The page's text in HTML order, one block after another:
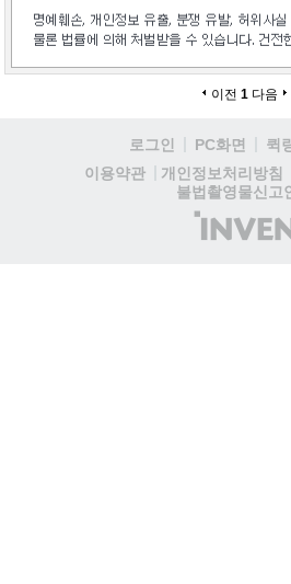
이전 1 다음
로그인 PC화면 퀵
이용약관
개인정보처리방침
불법촬영물신고
(주)
인